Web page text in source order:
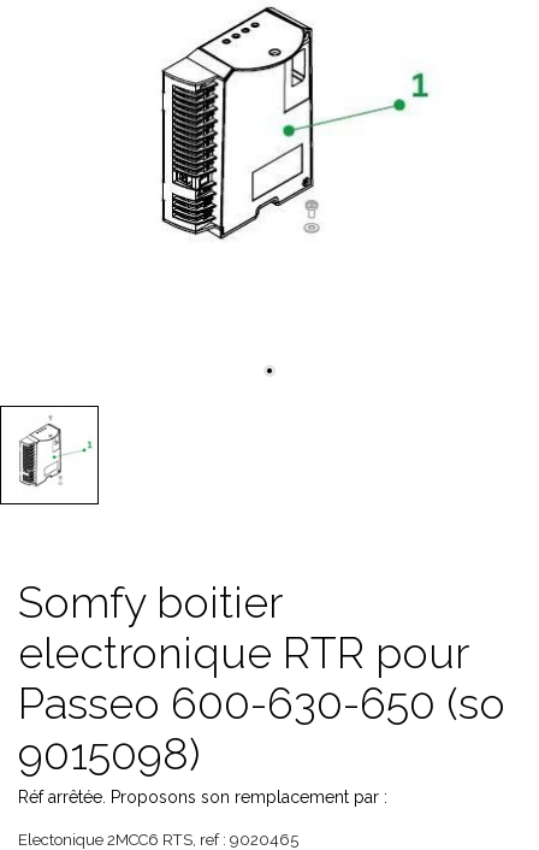
Somfy boitier
electronique RTR pour
Passeo 600-630-650 (so
9015098)
Réf arrêtée. Proposons son remplacement par :
Electonique 2MCC6 RTS, ref : 9020465